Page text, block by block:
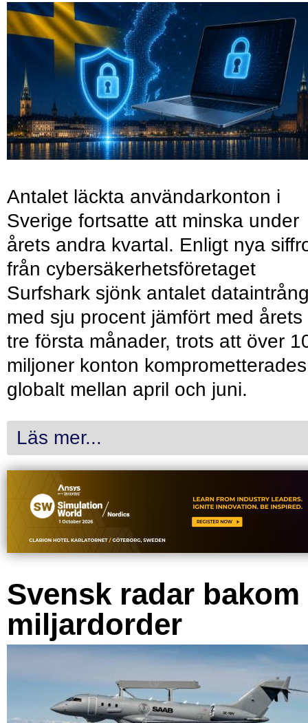
Antalet läckta användarkonton i
Sverige fortsatte att minska under
årets andra kvartal. Enligt nya
från cybersäkerhetsföretaget
Surfshark sjönk antalet
med sju procent jämfört med årets
tre första månader, trots att över
miljoner konton komprometterades
globalt mellan april och juni.
Läs mer...
Svensk radar bakom
miljardorder